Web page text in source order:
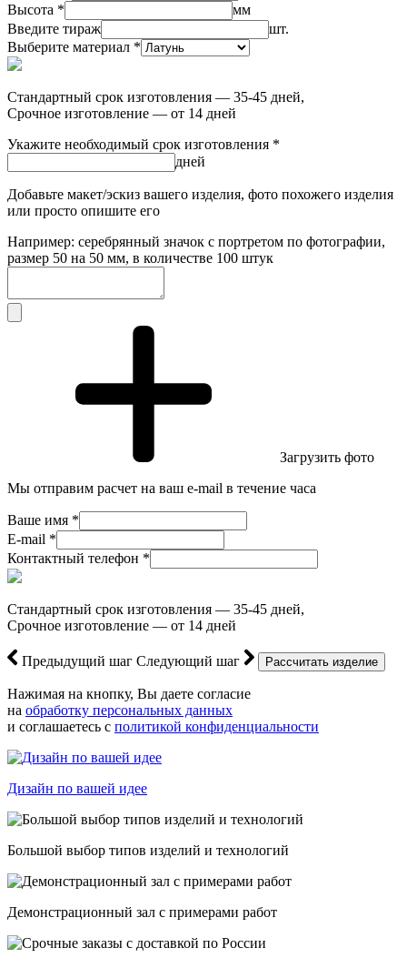
Высота *
мм
Введите тираж
шт.
Выберите материал *
Стандартный срок изготовления — 35-45 дней,
Срочное изготовление — от 14 дней
Укажите необходимый срок изготовления *
дней
Добавьте макет/эскиз вашего изделия, фото похожего изделия
или просто опишите его
Например: серебрянный значок с портретом по фотографии,
размер 50 на 50 мм, в количестве 100 штук
Загрузить фото
Мы отправим расчет на ваш e-mail в течение часа
Ваше имя *
E-mail *
Контактный телефон *
Стандартный срок изготовления — 35-45 дней,
Срочное изготовление — от 14 дней
Предыдущий шаг Следующий шаг
Нажимая на кнопку, Вы даете согласие
на обработку персональных данных
и соглашаетесь с политикой конфиденциальности
Дизайн по вашей идее
Большой выбор типов изделий и технологий
Демонстрационный зал с примерами работ